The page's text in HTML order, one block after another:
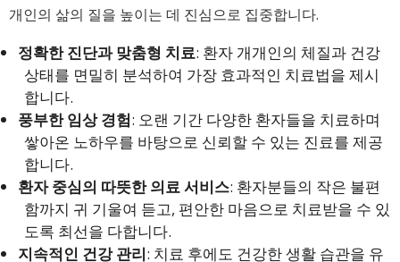
개인의 삶의 질을 높이는 데 진심으로 집중합니다.
정확한 진단과 맞춤형 치료: 환자 개개인의 체질과 건강
상태를 면밀히 분석하여 가장 효과적인 치료법을 제시
합니다.
풍부한 임상 경험: 오랜 기간 다양한 환자들을 치료하며
쌓아온 노하우를 바탕으로 신뢰할 수 있는 진료를 제공
합니다.
환자 중심의 따뜻한 의료 서비스: 환자분들의 작은 불편
함까지 귀 기울여 듣고, 편안한 마음으로 치료받을 수 있
도록 최선을 다합니다.
지속적인 건강 관리: 치료 후에도 건강한 생활 습관을 유